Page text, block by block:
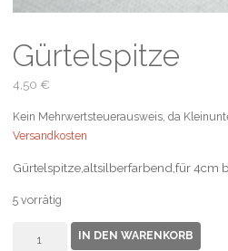
Gürtelspitze
4,50 €
Kein Mehrwertsteuerausweis, da
Versandkosten
Gürtelspitze,altsilberfarbend,für 4cm
5 vorrätig
GürtelspitzeIN DEN WARENKORB